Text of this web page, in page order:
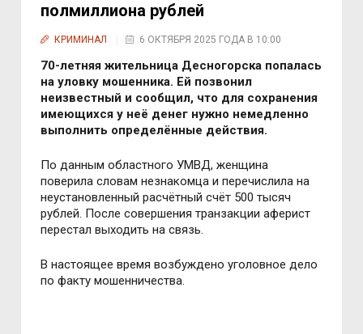
полмиллиона рублей
КРИМИНАЛ 6 ОКТЯБРЯ 2025 ГОДА В 10:00
70-летняя жительница Десногорска попалась
на уловку мошенника. Ей позвонил
неизвестный и сообщил, что для сохранения
имеющихся у неё денег нужно немедленно
выполнить определённые действия.
По данным областного УМВД, женщина
поверила словам незнакомца и перечислила на
неустановленный расчётный счёт 500 тысяч
рублей. После совершения транзакции аферист
перестал выходить на связь.
В настоящее время возбуждено уголовное дело
по факту мошенничества.